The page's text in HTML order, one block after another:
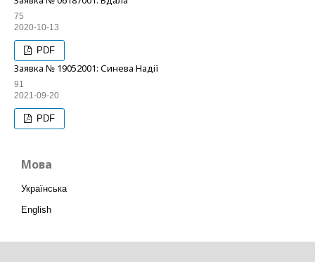
75
2020-10-13
PDF
Заявка № 19052001: Синева Надії
91
2021-09-20
PDF
Мова
Українська
English